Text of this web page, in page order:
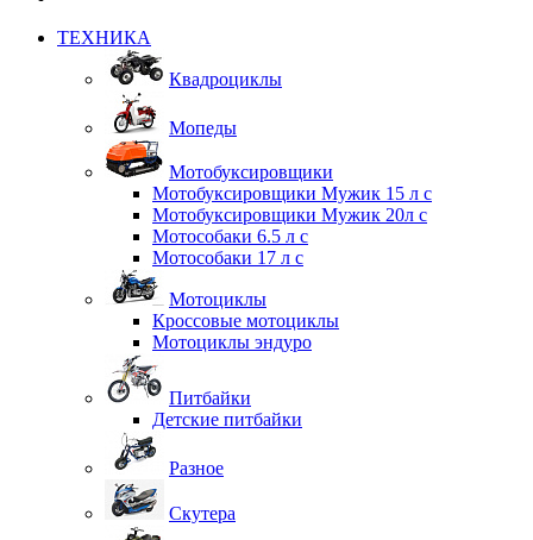
ТЕХНИКА
Квадроциклы
Мопеды
Мотобуксировщики
Мотобуксировщики Мужик 15 л с
Мотобуксировщики Мужик 20л с
Мотособаки 6.5 л с
Мотособаки 17 л с
Мотоциклы
Кроссовые мотоциклы
Мотоциклы эндуро
Питбайки
Детские питбайки
Разное
Скутера